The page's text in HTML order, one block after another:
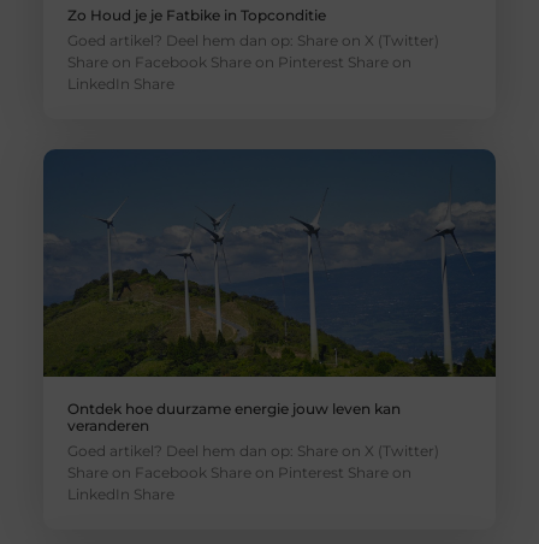
Zo Houd je je Fatbike in Topconditie
Goed artikel? Deel hem dan op: Share on X (Twitter)
Share on Facebook Share on Pinterest Share on
LinkedIn Share
Ontdek hoe duurzame energie jouw leven kan
veranderen
Goed artikel? Deel hem dan op: Share on X (Twitter)
Share on Facebook Share on Pinterest Share on
LinkedIn Share